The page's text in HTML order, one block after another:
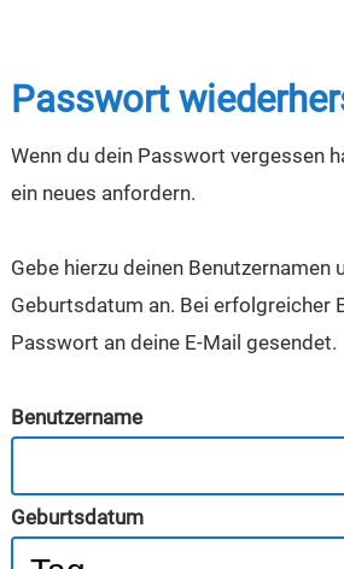
Passwort
Wenn du dein Passwort vergessen
ein neues anfordern.
Gebe hierzu deinen Benutzernamen
Geburtsdatum an. Bei erfolgreicher
Passwort an deine E-Mail gesendet.
Benutzername
Geburtsdatum